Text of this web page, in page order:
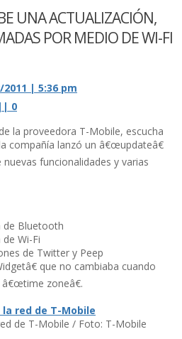
UNA ACTUALIZACIÓN,
POR MEDIO DE WI-FI
2011 | 5:36 pm
| | 0
la proveedora T-Mobile, escucha
compañí­a lanzó un â€œupdateâ€
funcionalidades y varias
de Bluetooth
Wi-Fi
de Twitter y Peep
que no cambiaba cuando
zoneâ€.
de T-Mobile / Foto: T-Mobile